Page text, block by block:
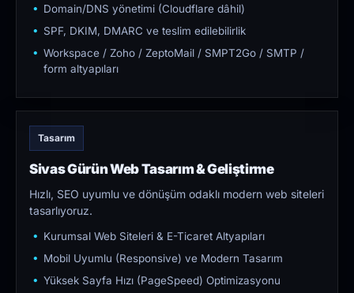
Domain/DNS yönetimi (Cloudflare dâhil)
SPF, DKIM, DMARC ve teslim edilebilirlik
Workspace / Zoho / ZeptoMail / SMPT2Go / SMTP /
form altyapıları
Tasarım
Sivas Gürün Web Tasarım & Geliştirme
Hızlı, SEO uyumlu ve dönüşüm odaklı modern web siteleri
tasarlıyoruz.
Kurumsal Web Siteleri & E-Ticaret Altyapıları
Mobil Uyumlu (Responsive) ve Modern Tasarım
Yüksek Sayfa Hızı (PageSpeed) Optimizasyonu